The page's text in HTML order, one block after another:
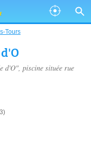
Tours
d'O", piscine située rue